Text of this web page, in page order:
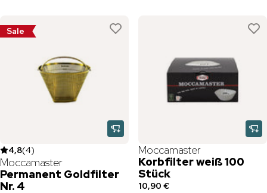
Sale
4,8(4)
Moccamaster
Permanent Goldfilter
Nr. 4
Moccamaster
Korbfilter weiß 100
Stück
10,90 €